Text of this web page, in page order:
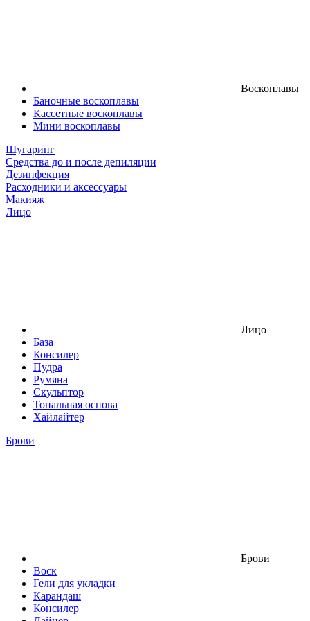
Воскоплавы
Баночные воскоплавы
Кассетные воскоплавы
Мини воскоплавы
Шугаринг
Средства до и после депиляции
Дезинфекция
Расходники и аксессуары
Макияж
Лицо
Лицо
База
Консилер
Пудра
Румяна
Скульптор
Тональная основа
Хайлайтер
Брови
Брови
Воск
Гели для укладки
Карандаш
Консилер